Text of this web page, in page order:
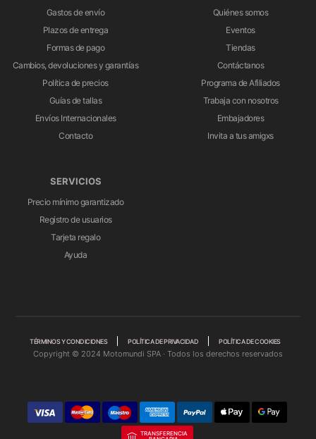
Gastos de envío
Plazos de entrega
Formas de pago
Cambios, devoluciones y garantías
Política de precios
Guías de tallas
Envíos Internacionales
Contacto
Quiénes somos
Eventos
Tiendas
Contáctanos
Programa de Afiliados
Trabaja con nosotros
Embajadores
Invita a tus amigxs
SERVICIOS
Precio mínimo garantizado
Registro de usuarios
Tarjeta regalo
Ayuda
TÉRMINOS Y CONDICIONES POLÍTICA DE PRIVACIDAD POLÍTICA DE COOKIES
Copyright © 2024 Motomundi SPA · Todos los derechos reservados
TRANSFERENCIA